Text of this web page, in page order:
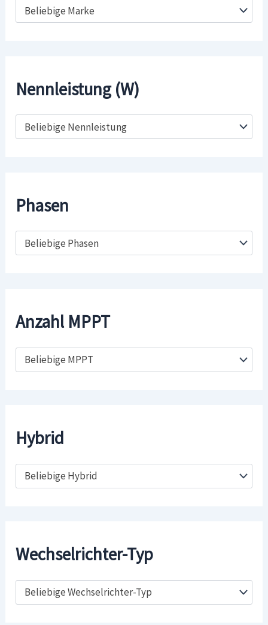
Beliebige Marke
Nennleistung (W)
Beliebige Nennleistung
Phasen
Beliebige Phasen
Anzahl MPPT
Beliebige MPPT
Hybrid
Beliebige Hybrid
Wechselrichter-Typ
Beliebige Wechselrichter-Typ